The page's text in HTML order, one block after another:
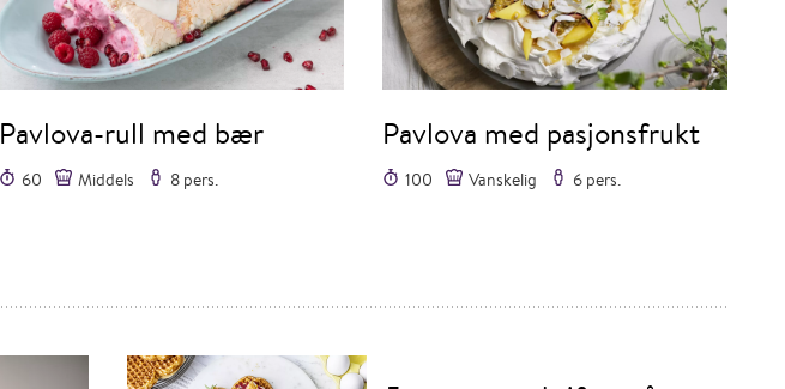
Pavlova-rull med bær
60 Middels 8 pers.
Pavlova med pasjonsfrukt
100 Vanskelig 6 pers.